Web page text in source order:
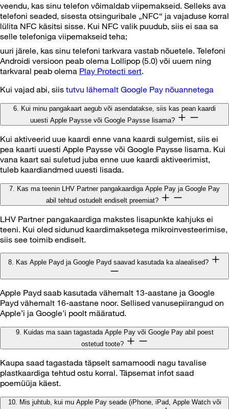
veendu, kas sinu telefon võimaldab viipemakseid. Selleks ava
telefoni seaded, sisesta otsinguribale „NFC“ ja vajaduse korral
lülita NFC käsitsi sisse. Kui NFC valik puudub, siis ei saa sa
selle telefoniga viipemakseid teha;
uuri järele, kas sinu telefoni tarkvara vastab nõuetele. Telefoni
Androidi versioon peab olema Lollipop (5.0) või uuem ning
tarkvaral peab olema Play Protecti sert.
Kui vajad abi, siis tutvu lähemalt Google Pay nõuannetega
6. Kui minu pangakaart aegub või asendatakse, siis kas pean kaardi
uuesti Apple Paysse või Google Paysse lisama?
Kui aktiveerid uue kaardi enne vana kaardi sulgemist, siis ei
pea kaarti uuesti Apple Paysse või Google Paysse lisama. Kui
vana kaart sai suletud juba enne uue kaardi aktiveerimist,
tuleb kaardiandmed uuesti lisada.
7. Kas ma teenin LHV Partner pangakaardiga Apple Pay ja Google Pay
abil tehtud ostudelt endiselt preemiat?
LHV Partner pangakaardiga makstes lisapunkte kahjuks ei
teeni. Kui oled sidunud kaardimaksetega mikroinvesteerimise,
siis see toimib endiselt.
8. Kas Apple Payd ja Google Payd saavad kasutada ka alaealised?
Apple Payd saab kasutada vähemalt 13-aastane ja Google
Payd vähemalt 16-aastane noor. Sellised vanusepiirangud on
Apple’i ja Google’i poolt määratud.
9. Kuidas ma saan tagastada Apple Pay või Google Pay abil poest
ostetud toote?
Kaupa saad tagastada täpselt samamoodi nagu tavalise
plastkaardiga tehtud ostu korral. Täpsemat infot saad
poemüüja käest.
10. Mis juhtub, kui mu Apple Pay seade (iPhone, iPad, Apple Watch või